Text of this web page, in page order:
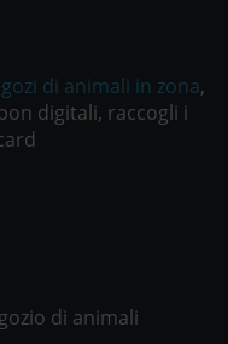
di animali in zona,
digitali, raccogli i
di animali